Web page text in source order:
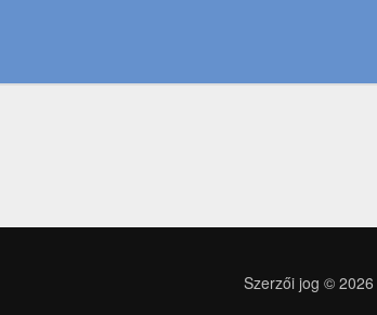
Szerzői jog © 2026